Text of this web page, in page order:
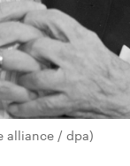
alliance / dpa)